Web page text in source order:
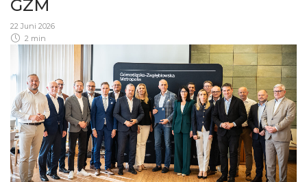
GZM
22 Juni 2026
2 min